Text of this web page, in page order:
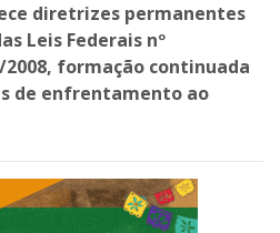
diretrizes permanentes
Leis Federais nº
2008, formação continuada
de enfrentamento ao